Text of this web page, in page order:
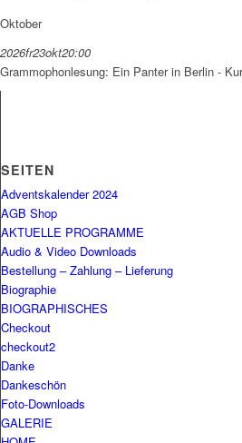
Oktober
2026fr23okt20:00
Grammophonlesung: Ein Panter in Berlin -
SEITEN
Adventskalender 2024
AGB Shop
AKTUELLE PROGRAMME
Audio & Video Downloads
Bestellung – Zahlung – Lieferung
Biographie
BIOGRAPHISCHES
Checkout
checkout2
Danke
Dankeschön
Foto-Downloads
GALERIE